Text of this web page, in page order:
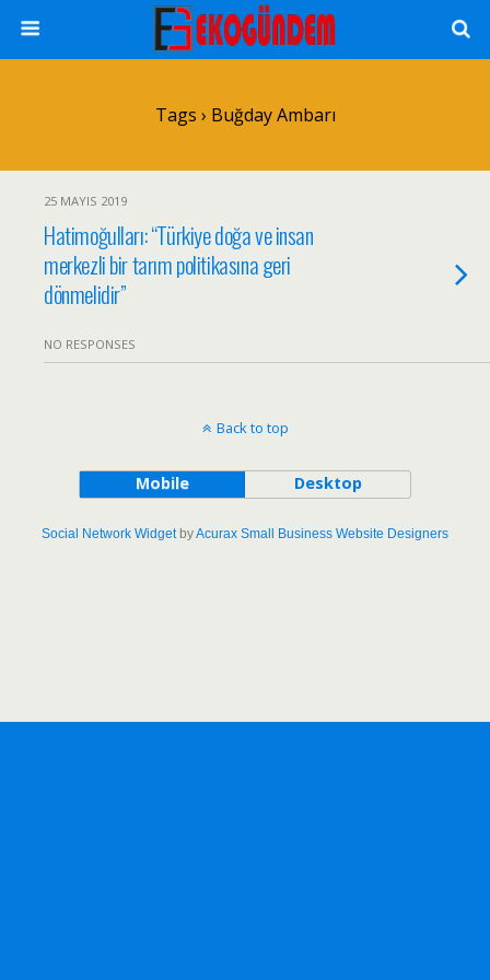
Tags › Buğday Ambarı
25 MAYIS 2019
Hatimoğulları: “Türkiye doğa ve insan
merkezli bir tarım politikasına geri
dönmelidir”
NO RESPONSES
Back to top
Mobile Desktop
Social Network WidgetbyAcurax Small Business Website Designers